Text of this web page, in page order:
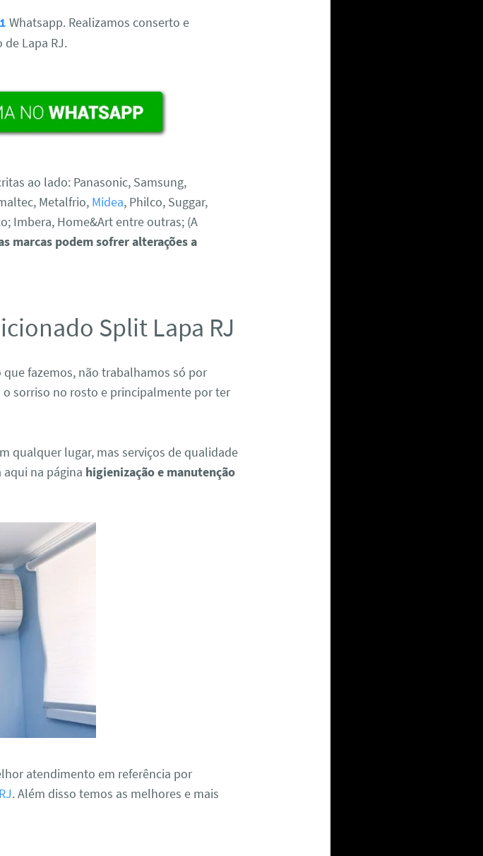
Whatsapp. Realizamos conserto e
Lapa RJ.
ao lado: Panasonic, Samsung,
Metalfrio, Midea, Philco, Suggar,
Imbera, Home&Art entre outras; (A
marcas podem sofrer alterações a
Split Lapa RJ
fazemos, não trabalhamos só por
sorriso no rosto e principalmente por ter
qualquer lugar, mas serviços de qualidade
na página higienização e manutenção
atendimento em referência por
. Além disso temos as melhores e mais